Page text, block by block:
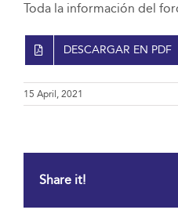
Toda la información del
DESCARGAR EN PDF
15 April, 2021
Share it!